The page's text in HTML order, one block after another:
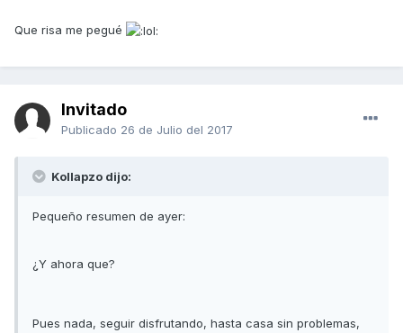
Que risa me pegué
Invitado
Publicado 26 de Julio del 2017
Kollapzo dijo:
Pequeño resumen de ayer:
¿Y ahora que?
Pues nada, seguir disfrutando, hasta casa sin problemas,